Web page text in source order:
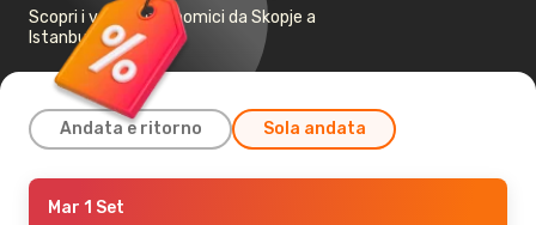
Scopri i voli più economici da Skopje a
Istanbul
Andata e ritorno Sola andata
Gio 27 Ago
Mar 1 Set